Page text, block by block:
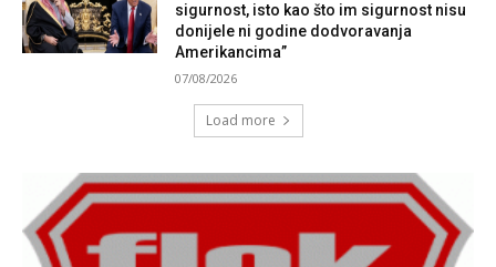
sigurnost, isto kao što im sigurnost nisu
donijele ni godine dodvoravanja
Amerikancima”
07/08/2026
Load more